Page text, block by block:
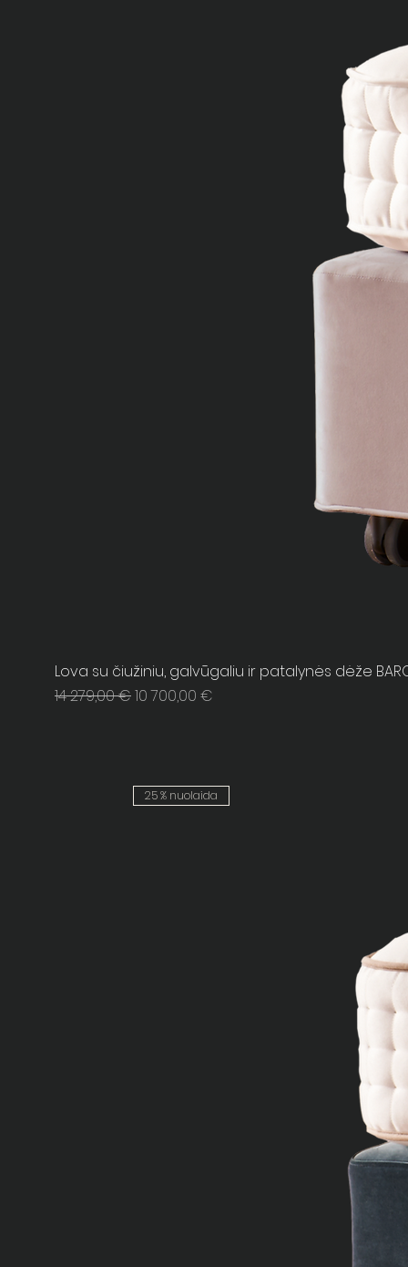
Lova su čiužiniu, galvūgaliu ir patalynės dėže
Regular Price
14 279,00 €Sale Price
10 700,00 €
25 % nuolaida